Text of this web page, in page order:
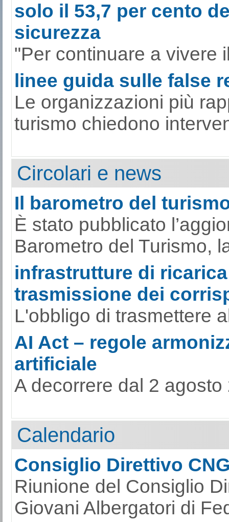
solo il 53,7 per cento
sicurezza
"Per continuare a vivere
linee guida sulle false
Le organizzazioni più
turismo chiedono
Circolari e news
Il barometro del
È stato pubblicato
Barometro del Turismo,
infrastrutture di
trasmissione dei
L'obbligo di trasmettere
AI Act – regole
artificiale
A decorrere dal 2
Calendario
Consiglio Direttivo
Riunione del Consiglio
Giovani Albergatori di